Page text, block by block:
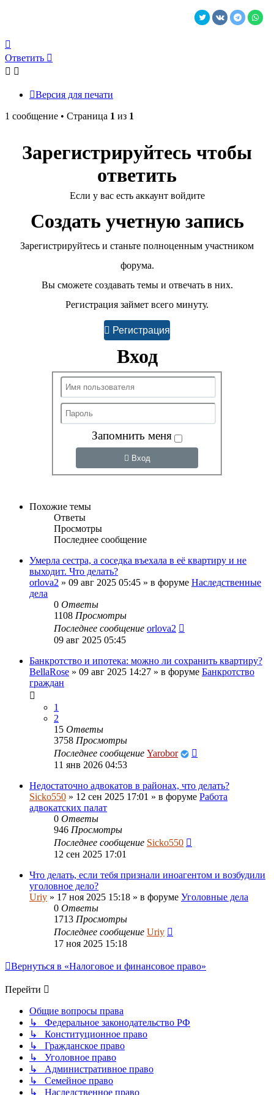
к
началу
Ответить
Версия для печати
1 сообщение • Страница 1 из 1
Зарегистрируйтесь чтобы
ответить
Если у вас есть аккаунт войдите
Создать учетную запись
Зарегистрируйтесь и станьте полноценным участником
форума.
Вы сможете создавать темы и отвечать в них.
Регистрация займет всего минуту.
Регистрация
Вход
Запомнить меня
Вход
Похожие темы
Ответы
Просмотры
Последнее сообщение
Умерла сестра, а соседка въехала в её квартиру и не
выходит. Что делать?
orlova2 » 09 авг 2025 05:45 » в форуме Наследственные
дела
0 Ответы
1108 Просмотры
Последнее сообщение orlova2
09 авг 2025 05:45
Банкротство и ипотека: можно ли сохранить квартиру?
BellaRose » 09 авг 2025 14:27 » в форуме Банкротство
граждан
1
2
15 Ответы
3758 Просмотры
Последнее сообщение Yarobor
11 янв 2026 04:53
Недостаточно адвокатов в районах, что делать?
Sicko550 » 12 сен 2025 17:01 » в форуме Работа
адвокатских палат
0 Ответы
946 Просмотры
Последнее сообщение Sicko550
12 сен 2025 17:01
Что делать, если тебя признали иноагентом и возбудили
уголовное дело?
Uriy » 17 ноя 2025 15:18 » в форуме Уголовные дела
0 Ответы
1713 Просмотры
Последнее сообщение Uriy
17 ноя 2025 15:18
Вернуться в «Налоговое и финансовое право»
Перейти
Общие вопросы права
↳ Федеральное законодательство РФ
↳ Конституционное право
↳ Гражданское право
↳ Уголовное право
↳ Административное право
↳ Семейное право
↳ Наследственное право